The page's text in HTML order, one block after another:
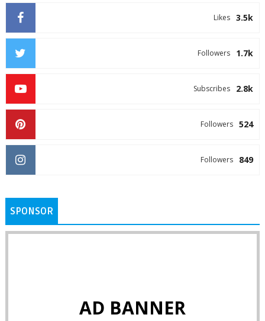
3.5k
Likes
1.7k
Followers
2.8k
Subscribes
524
Followers
849
Followers
SPONSOR
AD BANNER